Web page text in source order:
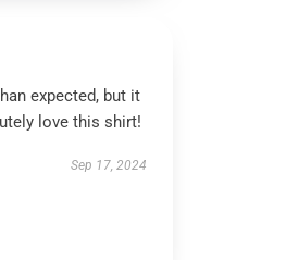
expected, but it
love this shirt!
Sep 17, 2024